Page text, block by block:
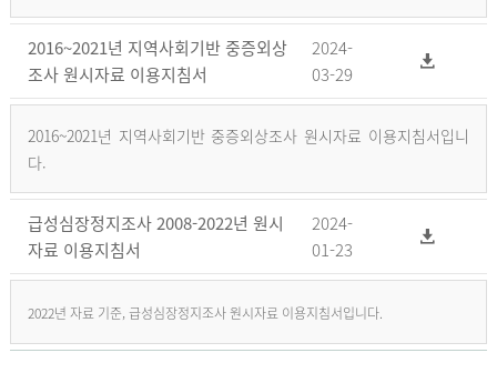
2016~2021년 지역사회기반 중증외상
조사 원시자료 이용지침서
2024-
03-29
2016~2021년 지역사회기반 중증외상조사 원시자료 이용지침서입니
다.
급성심장정지조사 2008-2022년 원시
자료 이용지침서
2024-
01-23
2022년 자료 기준, 급성심장정지조사 원시자료 이용지침서입니다.